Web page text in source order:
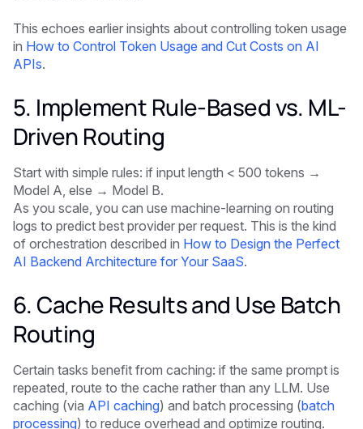
This echoes earlier insights about controlling token usage
in How to Control Token Usage and Cut Costs on AI
APIs.
5. Implement Rule-Based vs. ML-
Driven Routing
Start with simple rules: if input length < 500 tokens →
Model A, else → Model B.
As you scale, you can use machine-learning on routing
logs to predict best provider per request. This is the kind
of orchestration described in How to Design the Perfect
AI Backend Architecture for Your SaaS.
6. Cache Results and Use Batch
Routing
Certain tasks benefit from caching: if the same prompt is
repeated, route to the cache rather than any LLM. Use
caching (via API caching) and batch processing (batch
processing) to reduce overhead and optimize routing.